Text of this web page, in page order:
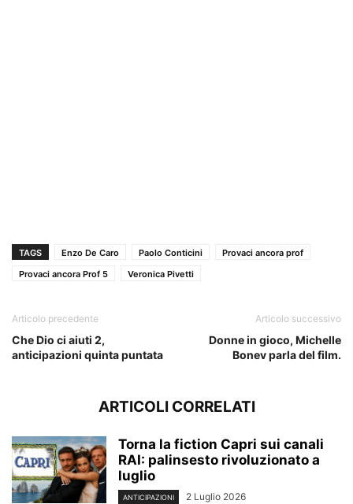
TAGS Enzo De Caro Paolo Conticini
Provaci ancora prof
Provaci ancora Prof 5
Veronica Pivetti
Articolo precedente
Che Dio ci aiuti 2,
anticipazioni quinta puntata
Articolo successivo
Donne in gioco, Michelle
Bonev parla del film.
ARTICOLI CORRELATI
Torna la fiction Capri sui canali
RAI: palinsesto rivoluzionato a
luglio
ANTICIPAZIONI 2 Luglio 2026